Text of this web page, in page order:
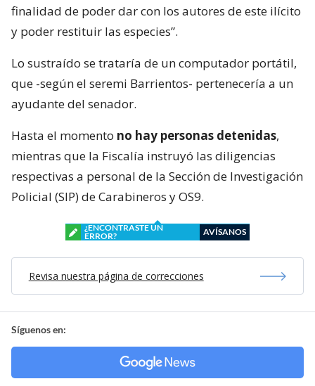
finalidad de poder dar con los autores de este ilícito
y poder restituir las especies”.
Lo sustraído se trataría de un computador portátil,
que -según el seremi Barrientos- pertenecería a un
ayudante del senador.
Hasta el momento no hay personas detenidas,
mientras que la Fiscalía instruyó las diligencias
respectivas a personal de la Sección de Investigación
Policial (SIP) de Carabineros y OS9.
¿ENCONTRASTE UN
ERROR?
AVÍSANOS
Revisa nuestra página de correcciones
Síguenos en: